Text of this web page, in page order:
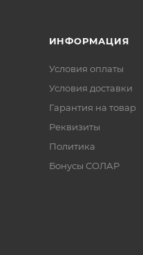
ИНФОРМАЦИЯ
Условия оплаты
Условия доставки
Гарантия на товар
Реквизиты
Политика
Бонусы СОЛАР